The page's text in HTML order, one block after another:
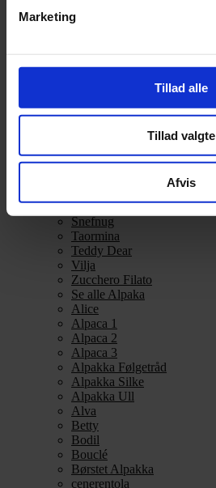
Marketing
Tillad alle
Tillad valgte
Afvis
Betty
Eco Melange
Eco Soft
midnatssol
Poppy
Snefnug
Taormina
Teddy Dear
Vilja
Zucchero Filato
Se alle Alpaka
Alice
Alpaca 1
Alpaca 2
Alpaca 3
Alpakka Følgetråd
Alpakka Silke
Alpakka Ull
Alva
Betty
Bodil
Bouclé
Børstet Alpakka
cenerentola